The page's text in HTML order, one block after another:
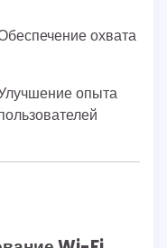
охвата
опыта